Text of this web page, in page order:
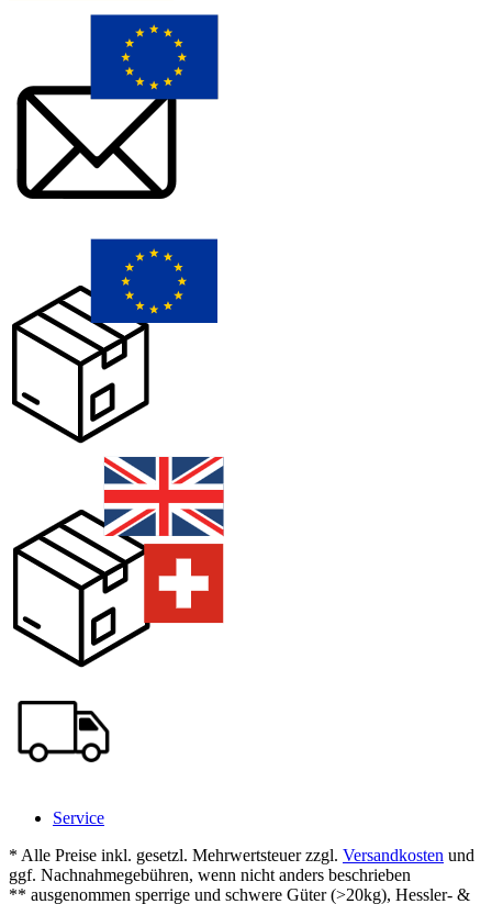
Service
* Alle Preise inkl. gesetzl. Mehrwertsteuer zzgl. Versandkosten und
ggf. Nachnahmegebühren, wenn nicht anders beschrieben
** ausgenommen sperrige und schwere Güter (>20kg), Hessler- &